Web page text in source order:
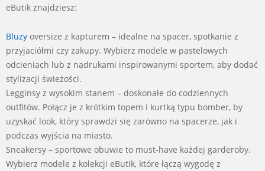
eButik znajdziesz:
Bluzy oversize z kapturem – idealne na spacer, spotkanie z
przyjaciółmi czy zakupy. Wybierz modele w pastelowych
odcieniach lub z nadrukami inspirowanymi sportem, aby dodać
stylizacji świeżości.
Legginsy z wysokim stanem – doskonałe do codziennych
outfitów. Połącz je z krótkim topem i kurtką typu bomber, by
uzyskać look, który sprawdzi się zarówno na spacerze, jak i
podczas wyjścia na miasto.
Sneakersy – sportowe obuwie to must-have każdej garderoby.
Wybierz modele z kolekcji eButik, które łączą wygodę z